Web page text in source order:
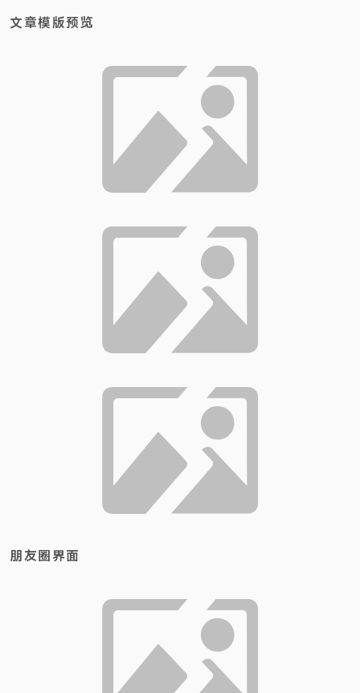
文章模版预览
朋友圈界面